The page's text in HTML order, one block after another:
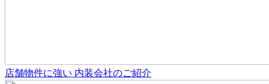
店舗物件に強い 内装会社のご紹介